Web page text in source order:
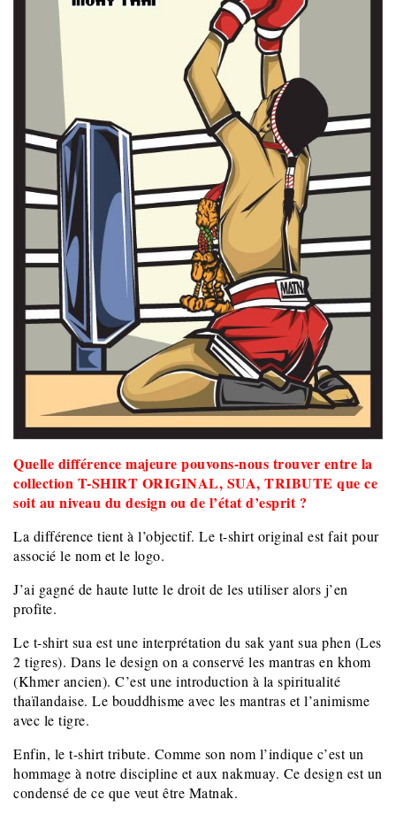
Quelle différence majeure pouvons-nous trouver entre la
collection T-SHIRT ORIGINAL, SUA, TRIBUTE que ce
soit au niveau du design ou de l’état d’esprit ?
La différence tient à l’objectif. Le t-shirt original est fait pour
associé le nom et le logo.
J’ai gagné de haute lutte le droit de les utiliser alors j’en
profite.
Le t-shirt sua est une interprétation du sak yant sua phen (Les
2 tigres). Dans le design on a conservé les mantras en khom
(Khmer ancien). C’est une introduction à la spiritualité
thaïlandaise. Le bouddhisme avec les mantras et l’animisme
avec le tigre.
Enfin, le t-shirt tribute. Comme son nom l’indique c’est un
hommage à notre discipline et aux nakmuay. Ce design est un
condensé de ce que veut être Matnak.